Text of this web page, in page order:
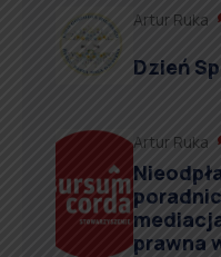
Artur Ruka
Dzień
Artur Ruka
prawna